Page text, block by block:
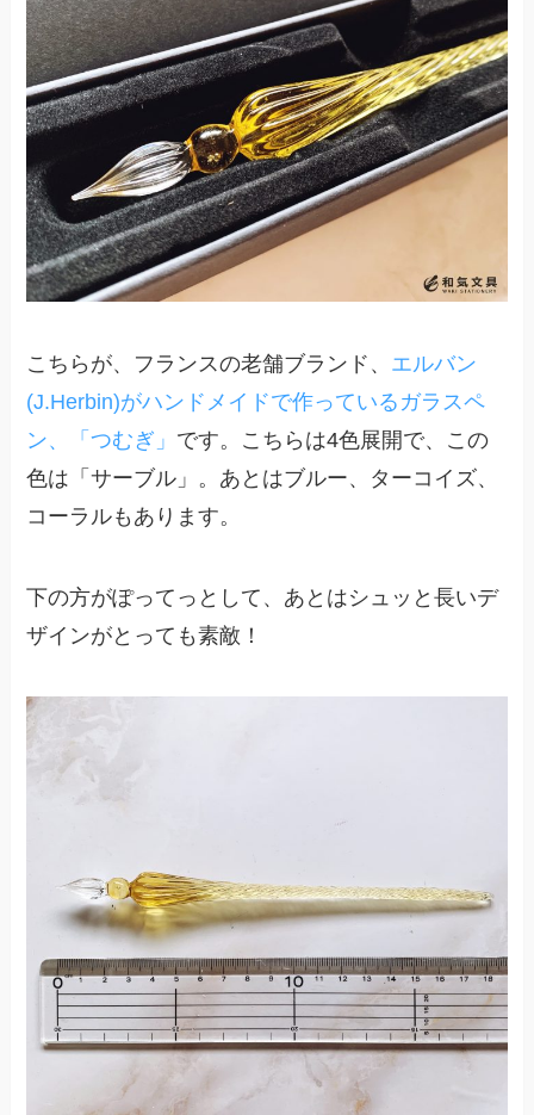
こちらが、フランスの老舗ブランド、 エルバン
(J.Herbin)がハンドメイドで作っているガラスペ
ン、「つむぎ」 です。こちらは4色展開で、この
色は「サーブル」。あとはブルー、ターコイズ、
コーラルもあります。
下の方がぽってっとして、あとはシュッと長いデ
ザインがとっても素敵！